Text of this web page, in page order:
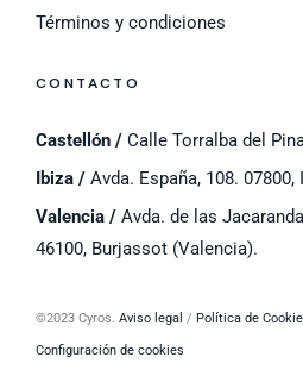
Términos y condiciones
CONTACTO
Castellón / Calle Torralba del
Ibiza / Avda. España, 108. 07800,
Valencia / Avda. de las
46100, Burjassot (Valencia).
©2023 Cyros. Aviso legal / Política de
Configuración de cookies